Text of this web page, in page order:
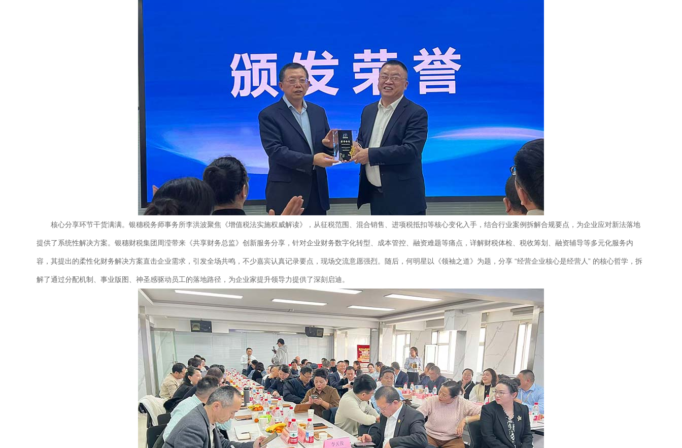
核心分享环节干货满满。银穗税务师事务所李洪波聚焦《增值税法实施权威解读》，从征税范围、混合销售、进项税抵扣等核心变化入手，结合行业案例拆解合规要点，为企业应对新法落地
提供了系统性解决方案。银穗财税集团周滢带来《共享财务总监》创新服务分享，针对企业财务数字化转型、成本管控、融资难题等痛点，详解财税体检、税收筹划、融资辅导等多元化服务内
容，其提出的柔性化财务解决方案直击企业需求，引发全场共鸣，不少嘉宾认真记录要点，现场交流意愿强烈。随后，何明星以《领袖之道》为题，分享 “经营企业核心是经营人” 的核心哲学，拆
解了通过分配机制、事业版图、神圣感驱动员工的落地路径，为企业家提升领导力提供了深刻启迪。